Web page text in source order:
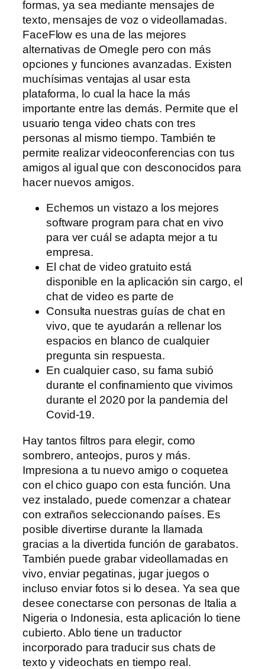
formas, ya sea mediante mensajes de
texto, mensajes de voz o videollamadas.
FaceFlow es una de las mejores
alternativas de Omegle pero con más
opciones y funciones avanzadas. Existen
muchísimas ventajas al usar esta
plataforma, lo cual la hace la más
importante entre las demás. Permite que el
usuario tenga video chats con tres
personas al mismo tiempo. También te
permite realizar videoconferencias con tus
amigos al igual que con desconocidos para
hacer nuevos amigos.
Echemos un vistazo a los mejores
software program para chat en vivo
para ver cuál se adapta mejor a tu
empresa.
El chat de video gratuito está
disponible en la aplicación sin cargo, el
chat de video es parte de
Consulta nuestras guías de chat en
vivo, que te ayudarán a rellenar los
espacios en blanco de cualquier
pregunta sin respuesta.
En cualquier caso, su fama subió
durante el confinamiento que vivimos
durante el 2020 por la pandemia del
Covid-19.
Hay tantos filtros para elegir, como
sombrero, anteojos, puros y más.
Impresiona a tu nuevo amigo o coquetea
con el chico guapo con esta función. Una
vez instalado, puede comenzar a chatear
con extraños seleccionando países. Es
posible divertirse durante la llamada
gracias a la divertida función de garabatos.
También puede grabar videollamadas en
vivo, enviar pegatinas, jugar juegos o
incluso enviar fotos si lo desea. Ya sea que
desee conectarse con personas de Italia a
Nigeria o Indonesia, esta aplicación lo tiene
cubierto. Ablo tiene un traductor
incorporado para traducir sus chats de
texto y videochats en tiempo real.